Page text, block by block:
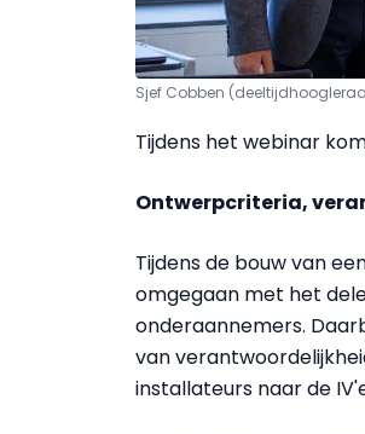
Sjef Cobben
Tijdens het webinar
Ontwerpcriteria,
Tijdens de bouw van
omgegaan met het
onderaannemers.
van
installateurs naar de